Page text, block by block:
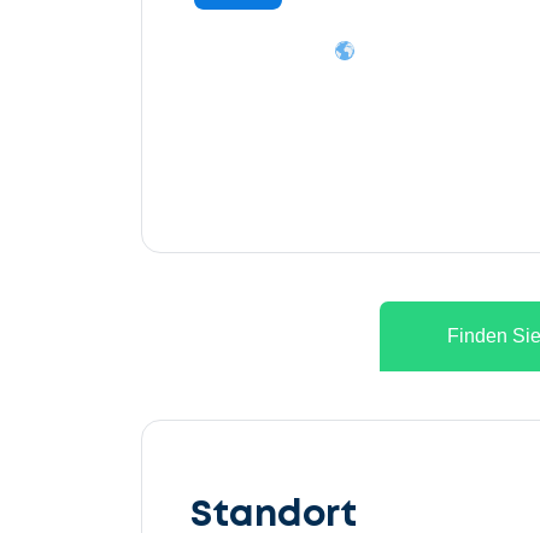
Finden
Standort
Lassen